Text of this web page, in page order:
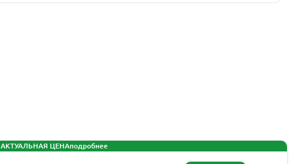
АКТУАЛЬНАЯ ЦЕНАподробнее